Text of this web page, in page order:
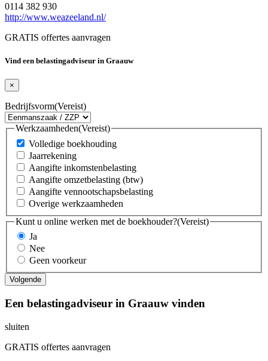
0114 382 930
http://www.weazeeland.nl/
GRATIS offertes aanvragen
Vind een belastingadviseur in Graauw
×
Bedrijfsvorm(Vereist)
Werkzaamheden(Vereist)
Volledige boekhouding
Jaarrekening
Aangifte inkomstenbelasting
Aangifte omzetbelasting (btw)
Aangifte vennootschapsbelasting
Overige werkzaamheden
Kunt u online werken met de boekhouder?(Vereist)
Ja
Nee
Geen voorkeur
Een belastingadviseur in Graauw vinden
sluiten
GRATIS offertes aanvragen